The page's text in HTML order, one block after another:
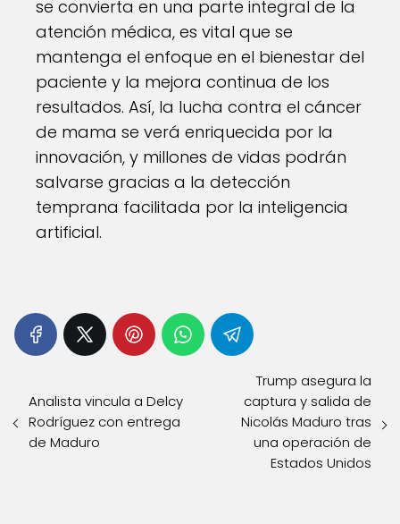
se convierta en una parte integral de la
atención médica, es vital que se
mantenga el enfoque en el bienestar del
paciente y la mejora continua de los
resultados. Así, la lucha contra el cáncer
de mama se verá enriquecida por la
innovación, y millones de vidas podrán
salvarse gracias a la detección
temprana facilitada por la inteligencia
artificial.
Analista vincula a Delcy
Rodríguez con entrega
de Maduro
Trump asegura la
captura y salida de
Nicolás Maduro tras
una operación de
Estados Unidos